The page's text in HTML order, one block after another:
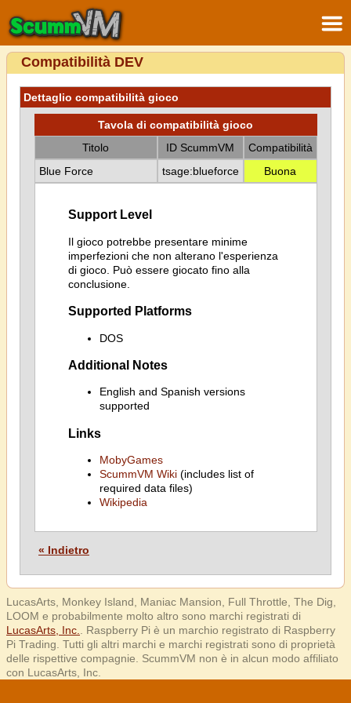
Compatibilità DEV
Dettaglio compatibilità gioco
Tavola di compatibilità gioco
Titolo
ID ScummVM
Compatibilità
Blue Force
tsage:blueforce Buona
Support Level
Il gioco potrebbe presentare minime
imperfezioni che non alterano l'esperienza
di gioco. Può essere giocato fino alla
conclusione.
Supported Platforms
DOS
Additional Notes
English and Spanish versions
supported
Links
MobyGames
ScummVM Wiki(includes list of
required data files)
Wikipedia
« Indietro
LucasArts, Monkey Island, Maniac Mansion, Full Throttle, The Dig,
LOOM e probabilmente molto altro sono marchi registrati di
LucasArts, Inc.
. Raspberry Pi è un marchio registrato di Raspberry
Pi Trading. Tutti gli altri marchi e marchi registrati sono di proprietà
delle rispettive compagnie. ScummVM non è in alcun modo affiliato
con LucasArts, Inc.